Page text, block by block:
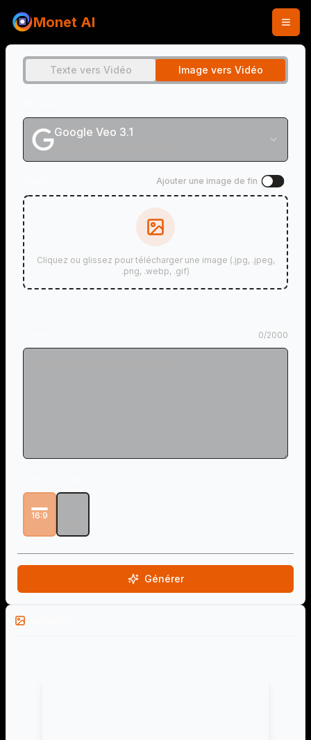
Monet AI
Texte vers Vidéo Image vers Vidéo
Google Veo 3.1
Ajouter une image de fin
Cliquez ou glissez pour télécharger une image (.jpg, .jpeg,
.png, .webp, .gif)
0/2000
16:9
Générer